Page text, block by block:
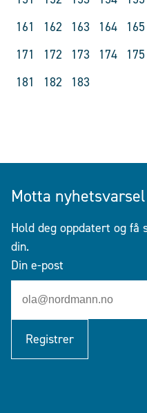
161
162 163 164 165
171
172 173 174 175
181
182 183
Motta nyhetsvarsel
Hold deg oppdatert og få
din.
Din e-post
Registrer